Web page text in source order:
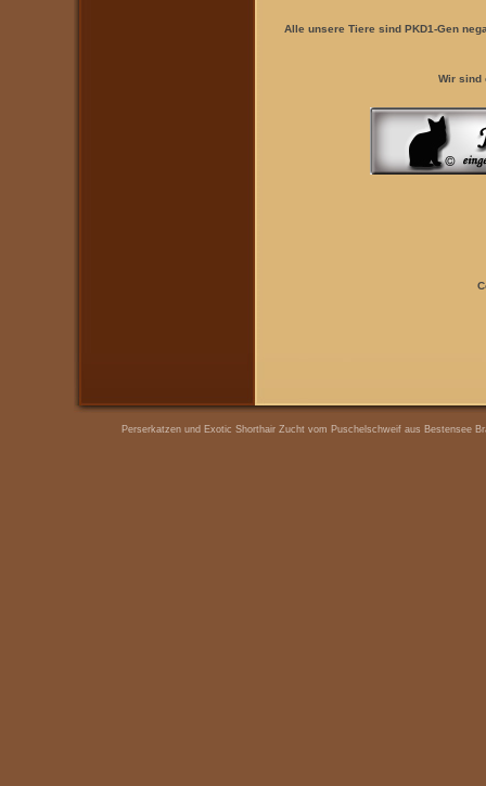
Alle unsere Tiere sind PKD1-Gen
Wir sind
Perserkatzen und Exotic Shorthair Zucht vom Puschelschweif aus Bestensee